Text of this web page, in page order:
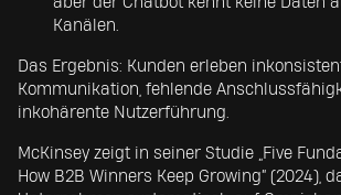
Kanälen.
Das Ergebnis: Kunden erleben
Kommunikation, fehlende
inkohärente Nutzerführung.
McKinsey zeigt in seiner Studie „Five
How B2B Winners Keep Growing“ (2024),